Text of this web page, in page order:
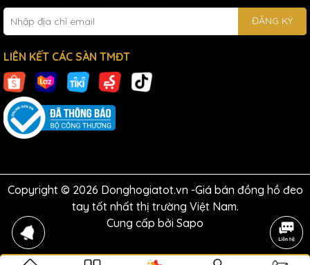
ĐĂNG KÝ
LIÊN KẾT CÁC SÀN TMĐT
Copyright © 2026 Donghogiatot.vn -Giá bán đồng hồ đeo
tay tốt nhất thị trường Việt Nam.
Cung cấp bởi Sapo